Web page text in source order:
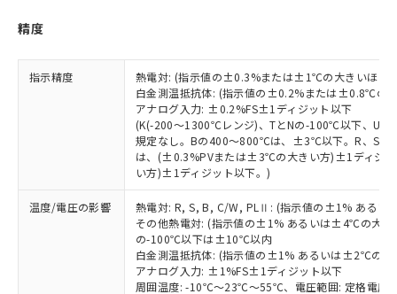
精度
指示精度
熱電対: (指示値の±0.3%または±1℃の大きいほう
白金測温抵抗体: (指示値の±0.2%または±0.8℃の
アナログ入力: ±0.2%FS±1ディジット以下
(K(-200～1300℃レンジ)、TとNの-100℃以下、U
規定なし。Bの400～800℃は、±3℃以下。R、S
は、(±0.3%PVまたは±3℃の大きい方)±1ディジ
い方)±1ディジット以下。)
温度/電圧の影響
熱電対: R, S, B, C/W, PLⅡ: (指示値の±1% ある
その他熱電対: (指示値の±1% あるいは±4℃の大き
の-100℃以下は±10℃以内
白金測温抵抗体: (指示値の±1% あるいは±2℃の大
アナログ入力: ±1%FS±1ディジット以下
周囲温度: -10℃～23℃～55℃、電圧範囲: 定格電圧
了承ください。
正式な納期状況および標準価格はお客
様のお取引先、またはお客様担当のオ
ムロン制御機器販売店・当社販売員に
ご相談ください。
オムロン制御機器販売店や当社販売拠
点は「販売ネットワーク
」をご確認
ください。
在庫状況および標準価格結果を当社の
事前の承諾なく第三者に漏洩または開
示しないようお願いします。
マイパーツ機能（部品リスト作成サー
類(PBB) 1000ppm以下、ポリ臭化ジフェニルエーテル類
(PBDE) 1000ppm以下、フタル酸ビス(2-エチルヘキシ
ル) (DEHP)(別名：DOP) 1000ppm以下、フタル酸ブチ
ルベンジル（BBP） 1000ppm以下、フタル酸ジブチル
（DBP） 1000ppm以下、フタル酸ジイソブチル
(DIBP) 1000ppm以下
但し、RoHS指令で産業用監視および制御機器に対する
適用除外項目は除く。
フタル酸エステル類の４物質については閾値を超える意
図的な使用がないことを確認しています。
※2 対応予定月
部品在庫の切り替え状況などにより、予定
月が前後することがあります。
Cr(Ⅵ)(六価クロム) : 1000ppm、 PBBs(ポリ臭化ビフェ
ニル類) : 1000ppm、 PBDEs(ポリ臭化ジフェニルエーテ
ル類) : 1000ppm、
DBP(フタル酸ジブチル) : 1000ppm、 DIBP(フタル酸ジ
イソブチル) : 1000ppm、 BBP(フタル酸ブチルベンジ
ル) : 1000ppm、
DEHP(フタル酸ビス(2-エチルヘキシル)) : 1000ppm
※2 環境保護使用期限
「ｅ」：有害物質（10物質）のすべてが基
準値以下であることを示します。
「10」：通常の使用状況下において有害物
質が外部に漏えいし、環境に深刻な影響を
とります。
当社は規制貨物を破棄する場合は、完
全に破砕するなど、違法に輸出されな
いよう必要な手段を講じます。
当社は貴社製品を、核兵器、ミサイ
ル、化学兵器、生物兵器またはその他
武器並びにこれらの製造装置等に一切
使用いたしません。
当社は、貴社製品を第三者に販売する
場合は、上記1、2および3の内容を当
該第三者に通知します。また当社は、
販売先および販売に係わる関係者が違
法に輸出するおそれがある場合は、取
一定数以上の在庫あり
一定数には満たないが在庫あり
在庫なし(最新の在庫状況につ
いては、お客様のお取引先、ま
機器販売店・当社販売員にご確
認ください)
受注生産機種、また在庫状況の